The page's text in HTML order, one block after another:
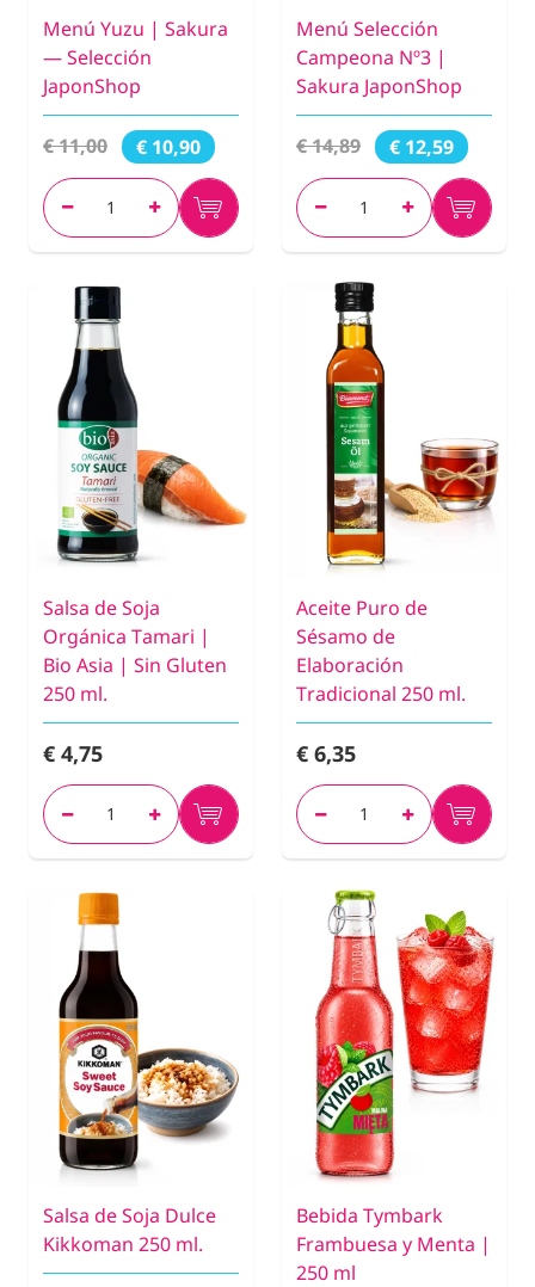
Menú Yuzu | Sakura
— Selección
JaponShop
€ 11,00 € 10,90
Menú Selección
Campeona Nº3 |
Sakura JaponShop
€ 14,89 € 12,59
Salsa de Soja
Orgánica Tamari |
Bio Asia | Sin Gluten
250 ml.
€ 4,75
Aceite Puro de
Sésamo de
Elaboración
Tradicional 250 ml.
€ 6,35
Salsa de Soja Dulce
Kikkoman 250 ml.
Bebida Tymbark
Frambuesa y Menta |
250 ml